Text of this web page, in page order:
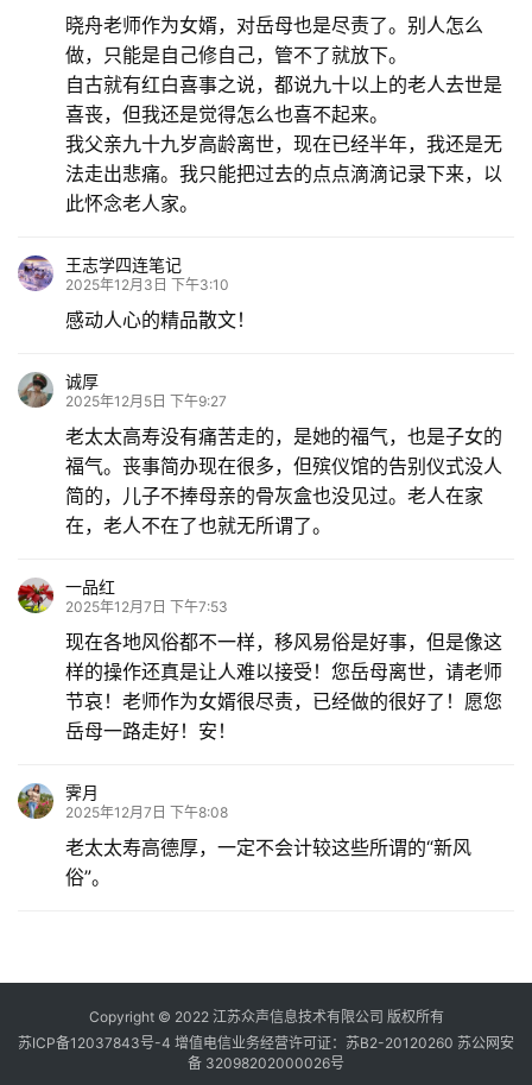
晓舟老师作为女婿，对岳母也是尽责了。别人怎么
做，只能是自己修自己，管不了就放下。
自古就有红白喜事之说，都说九十以上的老人去世是
喜丧，但我还是觉得怎么也喜不起来。
我父亲九十九岁高龄离世，现在已经半年，我还是无
法走出悲痛。我只能把过去的点点滴滴记录下来，以
此怀念老人家。
王志学四连笔记
2025年12月3日 下午3:10
感动人心的精品散文！
诚厚
2025年12月5日 下午9:27
老太太高寿没有痛苦走的，是她的福气，也是子女的
福气。丧事简办现在很多，但殡仪馆的告别仪式没人
简的，儿子不捧母亲的骨灰盒也没见过。老人在家
在，老人不在了也就无所谓了。
一品红
2025年12月7日 下午7:53
现在各地风俗都不一样，移风易俗是好事，但是像这
样的操作还真是让人难以接受！您岳母离世，请老师
节哀！老师作为女婿很尽责，已经做的很好了！愿您
岳母一路走好！安！
霁月
2025年12月7日 下午8:08
老太太寿高德厚，一定不会计较这些所谓的“新风
俗”。
Copyright © 2022 江苏众声信息技术有限公司 版权所有
苏ICP备12037843号-4 增值电信业务经营许可证：苏B2-20120260 苏公网安
备 32098202000026号